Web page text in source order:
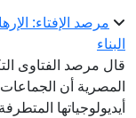
مرصد الإفتاء:
البناء
قال مرصد الفتاوى
المصرية أن الجماعات
أيديولوجياتها